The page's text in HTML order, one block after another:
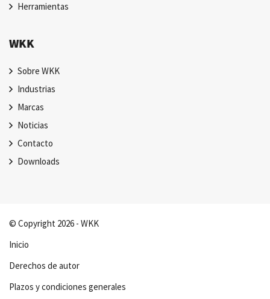
Herramientas
WKK
Sobre WKK
Industrias
Marcas
Noticias
Contacto
Downloads
© Copyright 2026 - WKK
Inicio
Derechos de autor
Plazos y condiciones generales